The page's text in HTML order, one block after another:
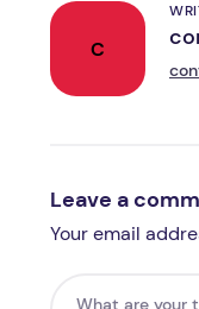
C
Leave a
Your email